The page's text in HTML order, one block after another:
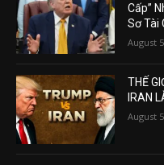
Cấp”
Sơ Tài
August
THẾ
IRAN
August